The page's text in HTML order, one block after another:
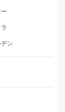
ン